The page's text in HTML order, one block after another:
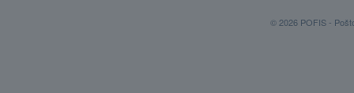
© 2026 POFIS -